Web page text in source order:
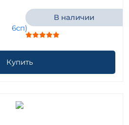
В наличии
Купить